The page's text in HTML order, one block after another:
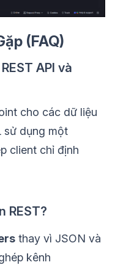
(FAQ)
API và
cho các dữ liệu
sử dụng một
client chỉ định
REST?
thay vì JSON và
kênh